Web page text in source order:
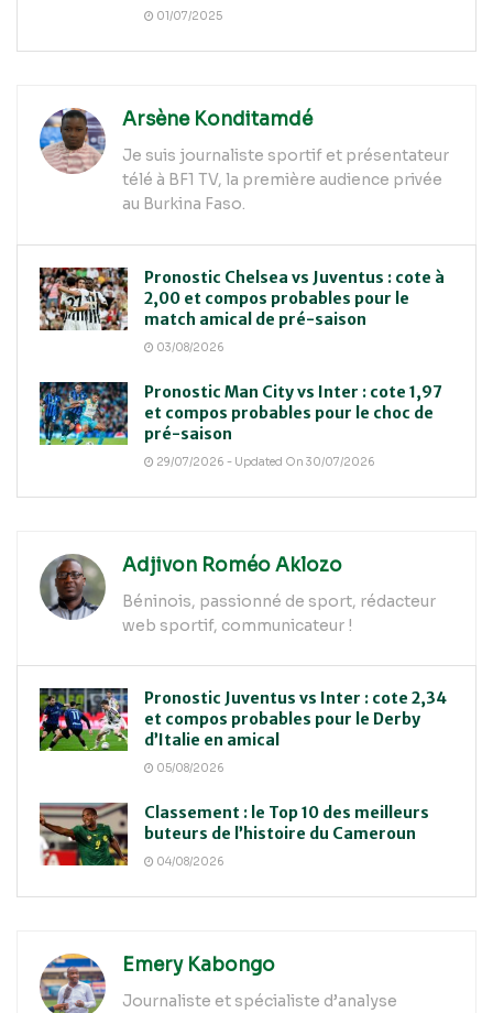
01/07/2025
Arsène Konditamdé
Je suis journaliste sportif et présentateur
télé à BF1 TV, la première audience privée
au Burkina Faso.
Pronostic Chelsea vs Juventus : cote à
2,00 et compos probables pour le
match amical de pré-saison
03/08/2026
Pronostic Man City vs Inter : cote 1,97
et compos probables pour le choc de
pré-saison
29/07/2026 - Updated On 30/07/2026
Adjivon Roméo Aklozo
Béninois, passionné de sport, rédacteur
web sportif, communicateur !
Pronostic Juventus vs Inter : cote 2,34
et compos probables pour le Derby
d’Italie en amical
05/08/2026
Classement : le Top 10 des meilleurs
buteurs de l’histoire du Cameroun
04/08/2026
Emery Kabongo
Journaliste et spécialiste d’analyse